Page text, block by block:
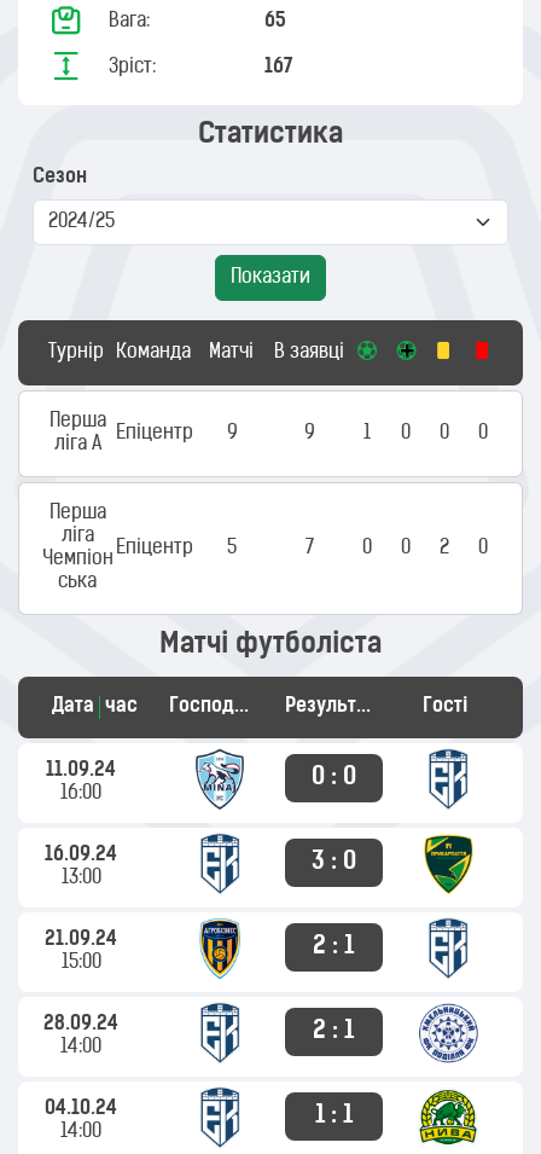
Вага: 65
Зріст: 167
Статистика
Сезон
Показати
Турнір Команда Матчі В заявці
Перша
ліга А
Епіцентр 9 9 1 0 0 0
Перша
ліга
Чемпіон
ська
Епіцентр 5 7 0 0 2 0
Матчі футболіста
Дата час Господарі Результат Гості
11.09.24
16:00
0 : 0
16.09.24
13:00
3 : 0
21.09.24
15:00
2 : 1
28.09.24
14:00
2 : 1
04.10.24
14:00
1 : 1